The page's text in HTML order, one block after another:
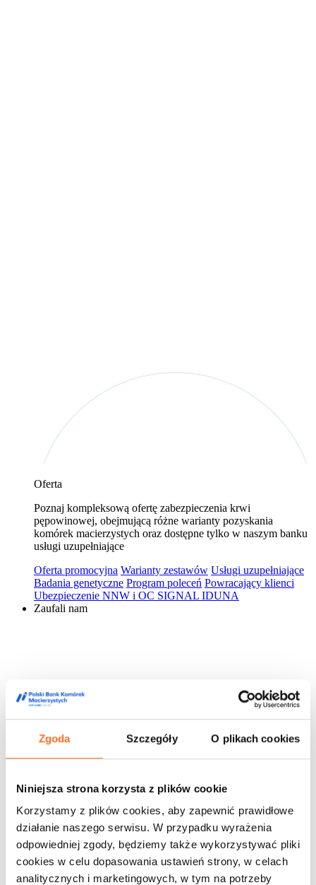
Zgoda Szczegóły O plikach cookies
Niniejsza strona korzysta z plików cookie
Korzystamy z plików cookies, aby zapewnić prawidłowe
działanie naszego serwisu. W przypadku wyrażenia
odpowiedniej zgody, będziemy także wykorzystywać pliki
cookies w celu dopasowania ustawień strony, w celach
analitycznych i marketingowych, w tym na potrzeby
Oferta
Poznaj kompleksową ofertę zabezpieczenia krwi
pępowinowej, obejmującą różne warianty pozyskania
komórek macierzystych oraz dostępne tylko w naszym banku
usługi uzupełniające
Oferta promocyjna Warianty zestawów Usługi uzupełniające
Badania genetyczne Program poleceń Powracający klienci
Ubezpieczenie NNW i OC SIGNAL IDUNA
Zaufali nam